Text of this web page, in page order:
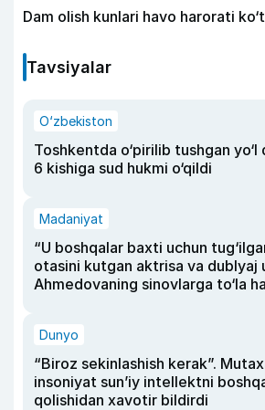
Dam olish kunlari havo harorati
Tavsiyalar
O‘zbekiston
Toshkentda o‘pirilib tushgan yo‘l
6 kishiga sud hukmi o‘qildi
Madaniyat
“U boshqalar baxti uchun
otasini kutgan aktrisa va dublyaj
Ahmedovaning sinovlarga to‘la
Dunyo
“Biroz sekinlashish kerak”.
insoniyat sun’iy intellektni
qolishidan xavotir bildirdi